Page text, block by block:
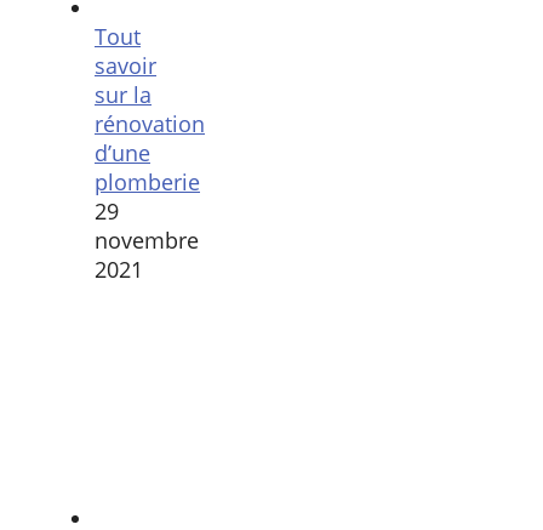
Tout
savoir
sur la
rénovation
d’une
plomberie
29
novembre
2021